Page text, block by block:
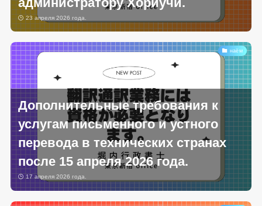
23 апреля 2026 года.
наём
Дополнительные требования к
услугам письменного и устного
перевода в технических странах
после 15 апреля 2026 года.
17 апреля 2026 года.